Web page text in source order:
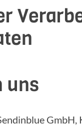
uns
GmbH,